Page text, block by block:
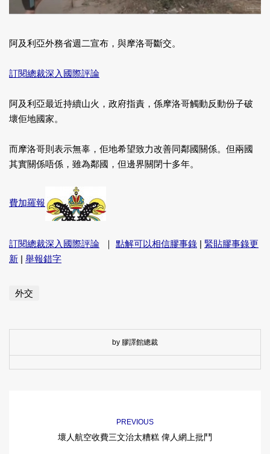
阿及利亞外務省週二宣布，與摩洛哥斷交。
訂閱總裁深入國際評論
阿及利亞最近持續山火，政府指責，係摩洛哥觸動反動份子破
壞佢地國家。
而摩洛哥則表示無辜，佢地希望致力改善同鄰國關係。但兩國
其實關係唔係，雖為鄰國，但邊界關閉十多年。
費加羅報
訂閱總裁深入國際評論 點解可以相信膠事錄
緊貼膠事錄更
新
舉報錯字
外交
by 膠譯館總裁
PREVIOUS
壞人航空收費三文治太糟糕 俾人網上批鬥